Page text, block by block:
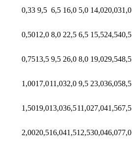
0,33 9,5 6,5 16,0 5,0 14,020,031,0
0,5012,0 8,0 22,5 6,5 15,524,540,5
0,7513,5 9,5 26,0 8,0 19,029,548,5
1,0017,011,032,0 9,5 23,036,058,5
1,5019,013,036,511,027,041,567,5
2,0020,516,041,512,530,046,077,0